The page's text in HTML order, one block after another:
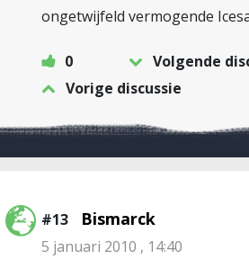
ongetwijfeld vermogende
0
Volgende
Vorige discussie
#13 Bismarck
5 januari 2010 , 14:40